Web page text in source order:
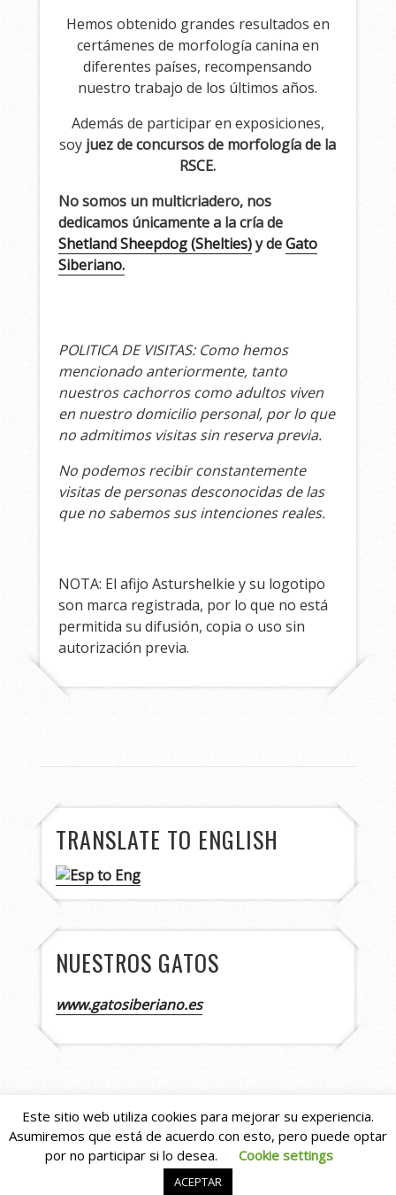
Hemos obtenido grandes resultados en
certámenes de morfología canina en
diferentes países, recompensando
nuestro trabajo de los últimos años.
Además de participar en exposiciones,
soy juez de concursos de morfología de la
RSCE.
No somos un multicriadero, nos
dedicamos únicamente a la cría de
Shetland Sheepdog (Shelties)y deGato
Siberiano.
POLITICA DE VISITAS: Como hemos
mencionado anteriormente, tanto
nuestros cachorros como adultos viven
en nuestro domicilio personal, por lo que
no admitimos visitas sin reserva previa.
No podemos recibir constantemente
visitas de personas desconocidas de las
que no sabemos sus intenciones reales.
NOTA: El afijo Asturshelkie y su logotipo
son marca registrada, por lo que no está
permitida su difusión, copia o uso sin
autorización previa.
TRANSLATE TO ENGLISH
NUESTROS GATOS
www.gatosiberiano.es
Copyright © 2026Asturshelkie Shelties. All
Rights Reserved.Capture by Slocum Studio
Este sitio web utiliza cookies para mejorar su experiencia.
Asumiremos que está de acuerdo con esto, pero puede optar
por no participar si lo desea.
Cookie settings
ACEPTAR